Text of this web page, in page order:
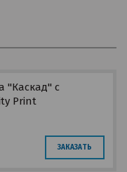
"Каскад" с
Print
ЗАКАЗАТЬ